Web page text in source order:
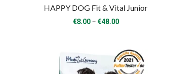
HAPPY DOG Fit & Vital Junior
€8.00 – €48.00Price
through
€48.00